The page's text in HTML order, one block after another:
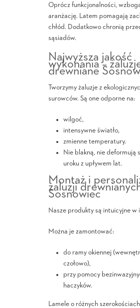
Oprócz funkcjonalności,
aranżację. Latem pomagają
chłód. Dodatkowo chronią
sąsiadów.
Najwyższa jakość
wykonania –
drewniane
Tworzymy żaluzje z
surowców. Są one odporne na:
wilgoć,
intensywne światło,
zmienne temperatury.
Nie blakną, nie deformują
uroku z upływem lat.
Montaż i
żaluzji
Sosnowiec
Nasze produkty są intuicyjne w
Można je zamontować:
do ramy okiennej
czołowo),
przy pomocy
haczyków.
Lamele o różnych